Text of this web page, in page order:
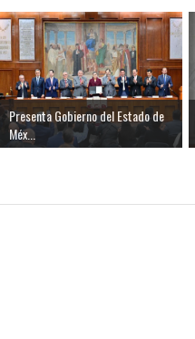
Presenta Gobierno del Estado de
Méx...